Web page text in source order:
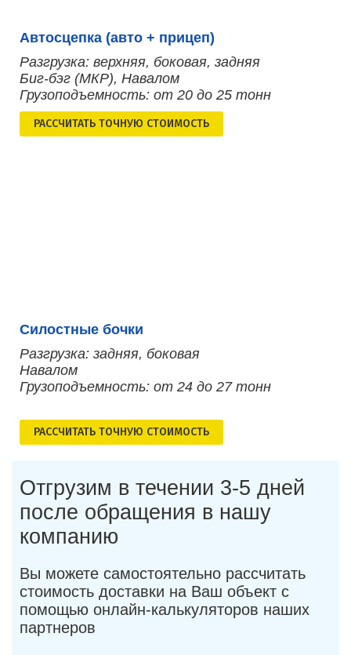
Автосцепка (авто + прицеп)
Разгрузка: верхняя, боковая, задняя
Биг-бэг (МКР), Навалом
Грузоподъемность: от 20 до 25 тонн
РАСCЧИТАТЬ ТОЧНУЮ СТОИМОСТЬ
Силостные бочки
Разгрузка: задняя, боковая
Навалом
Грузоподъемность: от 24 до 27 тонн
РАСCЧИТАТЬ ТОЧНУЮ СТОИМОСТЬ
Отгрузим в течении 3-5 дней
после обращения в нашу
компанию
Вы можете самостоятельно рассчитать
стоимость доставки на Ваш объект с
помощью онлайн-калькуляторов наших
партнеров